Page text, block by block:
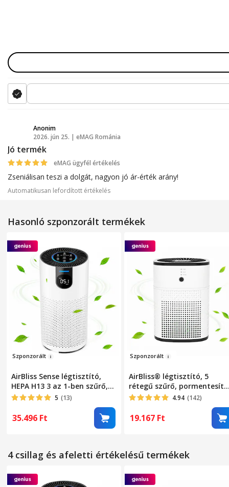
Anonim
2026. jún 25. | eMAG Románia
Jó termék
eMAG ügyfél értékelés
Zseniálisan teszi a dolgát, nagyon jó ár-érték arány!
Automatikusan lefordított értékelés
Hasonló szponzorált termékek
Szponzorált
AirBliss Sense légtisztító,
HEPA H13 3 az 1-ben szűrő,
aktív szén, pormentesítő,
érzékelő/valós idejű
levegőminőség-jelző, LED
automata mód, alvó mód, 1-
24 órás időzítő, fehér
5 (13)
35.496 Ft
Szponzorált
AirBliss® légtisztító, 5
rétegű szűrő,
HEPA, baktériumellenes,
aktív szén,
aromaterápiás diffúzor,
20 nm-ig tisztít, 3
hordozható, néma, Fehér
4.94 (142)
19.167 Ft
4 csillag és afeletti értékelésű termékek